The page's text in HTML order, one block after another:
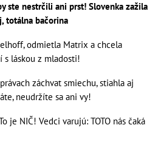
ste nestrčili ani prst! Slovenka zažila
totálna bačorina
odmietla Matrix a chcela
s láskou z mladosti!
záchvat smiechu, stiahla aj
neudržíte sa ani vy!
je NIČ! Vedci varujú: TOTO nás čaká